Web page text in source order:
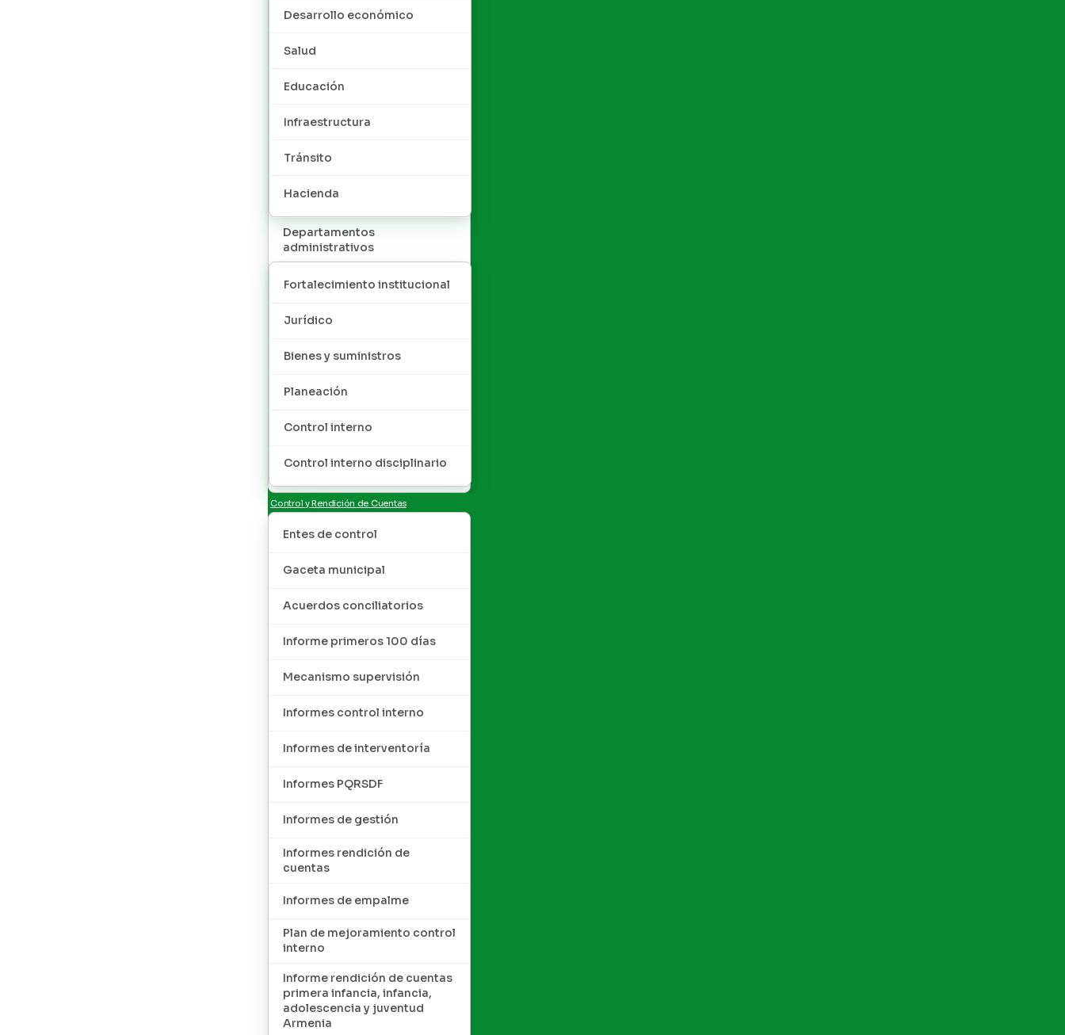
Desarrollo económico
Salud
Educación
Infraestructura
Tránsito
Hacienda
Departamentos
administrativos
Fortalecimiento institucional
Jurídico
Bienes y suministros
Planeación
Control interno
Control interno disciplinario
Control y Rendición de Cuentas
Entes de control
Gaceta municipal
Acuerdos conciliatorios
Informe primeros 100 días
Mecanismo supervisión
Informes control interno
Informes de interventoría
Informes PQRSDF
Informes de gestión
Informes rendición de
cuentas
Informes de empalme
Plan de mejoramiento control
interno
Informe rendición de cuentas
primera infancia, infancia,
adolescencia y juventud
Armenia